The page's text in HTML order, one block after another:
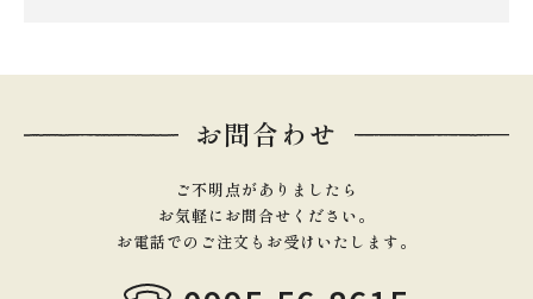
お問合わせ
ご不明点がありましたら
お気軽にお問合せください。
お電話でのご注文もお受けいたします。